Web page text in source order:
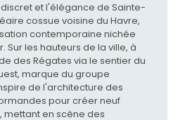
et l'élégance de Sainte-
cossue voisine du Havre,
contemporaine nichée
Sur les hauteurs de la ville, à
des Régates via le sentier du
marque du groupe
de l'architecture des
pour créer neuf
mettant en scène des